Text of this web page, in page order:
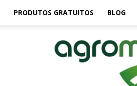
PRODUTOS GRATUITOS BLOG